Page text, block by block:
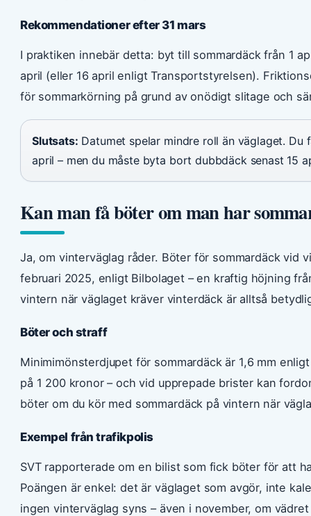
Rekommendationer efter 31 mars
I praktiken innebär detta: byt till sommardäck från 1
april (eller 16 april enligt Transportstyrelsen).
för sommarkörning på grund av onödigt slitage och
Slutsats: Datumet spelar mindre roll än väglaget.
april – men du måste byta bort dubbdäck senast 15
Kan man få böter om man har
Ja, om vinterväglag råder. Böter för sommardäck vid
februari 2025, enligt Bilbolaget – en kraftig höjning
vintern när väglaget kräver vinterdäck är alltså
Böter och straff
Minimimönsterdjupet för sommardäck är 1,6 mm
på 1 200 kronor – och vid upprepade brister kan
böter om du kör med sommardäck på vintern när
Exempel från trafikpolis
SVT rapporterade om en bilist som fick böter för att
Poängen är enkel: det är väglaget som avgör, inte
ingen vinterväglag syns – även i november, om